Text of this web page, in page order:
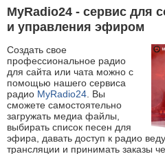
MyRadio24 - сервис для
и управления эфиром
Создать свое
профессиональное радио
для сайта или чата можно с
помощью нашего сервиса
радио MyRadio24 . Вы
сможете самостоятельно
загружать медиа файлы,
выбирать список песен для
эфира, давать доступ к радио
трансляции и принимать заказы